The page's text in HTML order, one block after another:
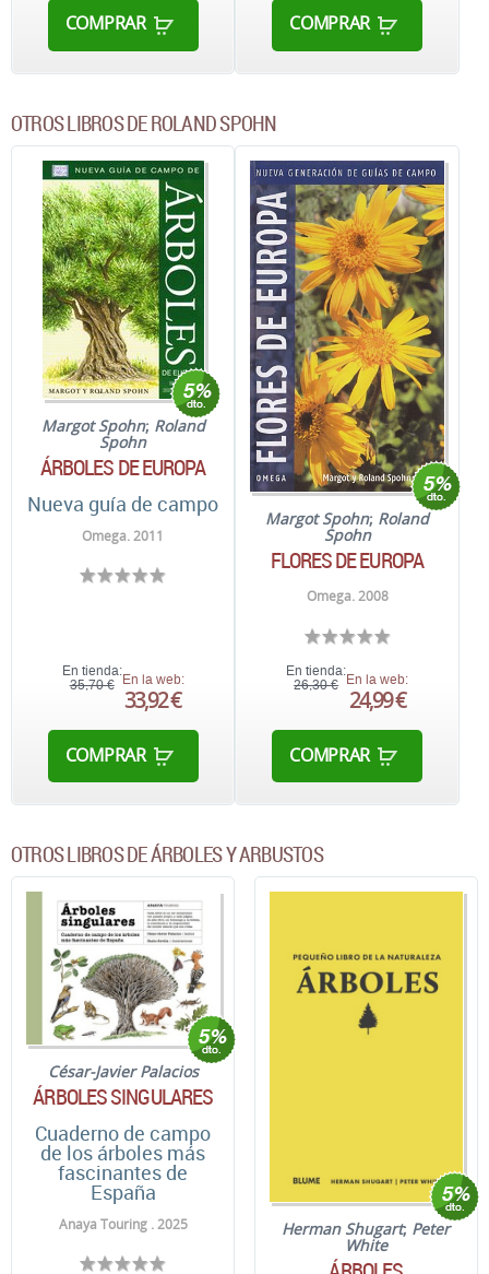
COMPRAR COMPRAR
OTROS LIBROS DE ROLAND SPOHN
Margot Spohn; Roland
Spohn
ÁRBOLES DE EUROPA
Nueva guía de campo
Omega. 2011
En tienda:
35,70 € En la web:
33,92 €
COMPRAR
Margot Spohn; Roland
Spohn
FLORES DE EUROPA
Omega. 2008
En tienda:
26,30 €
En la web:
24,99 €
COMPRAR
OTROS LIBROS DE ÁRBOLES Y ARBUSTOS
César-Javier Palacios
ÁRBOLES SINGULARES
Cuaderno de campo
de los árboles más
fascinantes de
España
Anaya Touring . 2025 Herman Shugart; Peter
White